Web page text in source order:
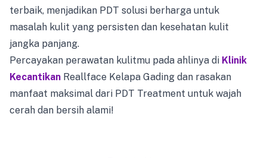
terbaik, menjadikan PDT solusi berharga untuk
masalah kulit yang persisten dan kesehatan kulit
jangka panjang.
Percayakan perawatan kulitmu pada ahlinya di Klinik
Kecantikan Reallface Kelapa Gading dan rasakan
manfaat maksimal dari PDT Treatment untuk wajah
cerah dan bersih alami!